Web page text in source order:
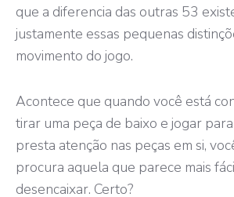
que a diferencia das outras 53
justamente essas pequenas
movimento do jogo.
Acontece que quando você está
tirar uma peça de baixo e jogar
presta atenção nas peças em si,
procura aquela que parece mais
desencaixar. Certo?